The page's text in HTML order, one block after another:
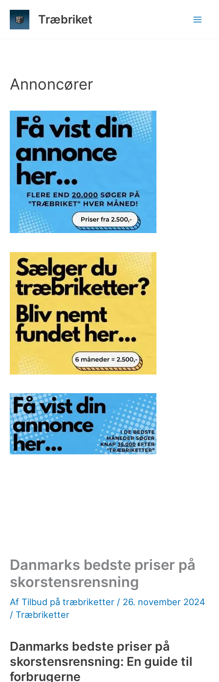
Træbriket
Annoncører
Danmarks bedste priser på
skorstensrensning
Af Tilbud på træbriketter / 26. november 2024
/ Træbriketter
Danmarks bedste priser på
skorstensrensning: En guide til
forbrugerne